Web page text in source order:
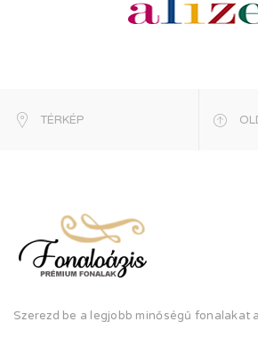
TÉRKÉP
Szerezd be a legjobb minőségű fonalakat